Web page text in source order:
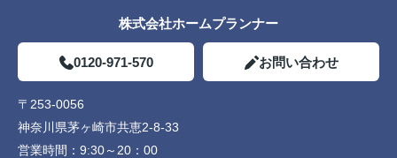
株式会社ホームプランナー
0120-971-570 お問い合わせ
〒253-0056
神奈川県茅ヶ崎市共恵2-8-33
営業時間： 9:30～20：00